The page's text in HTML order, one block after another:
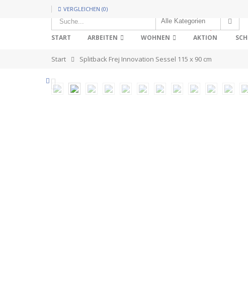
VERGLEICHEN (0)
START ARBEITEN WOHNEN AKTION
Start Splitback Frej Innovation Sessel 115 x 90 cm